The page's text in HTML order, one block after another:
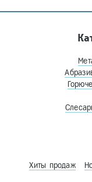
Хиты продаж